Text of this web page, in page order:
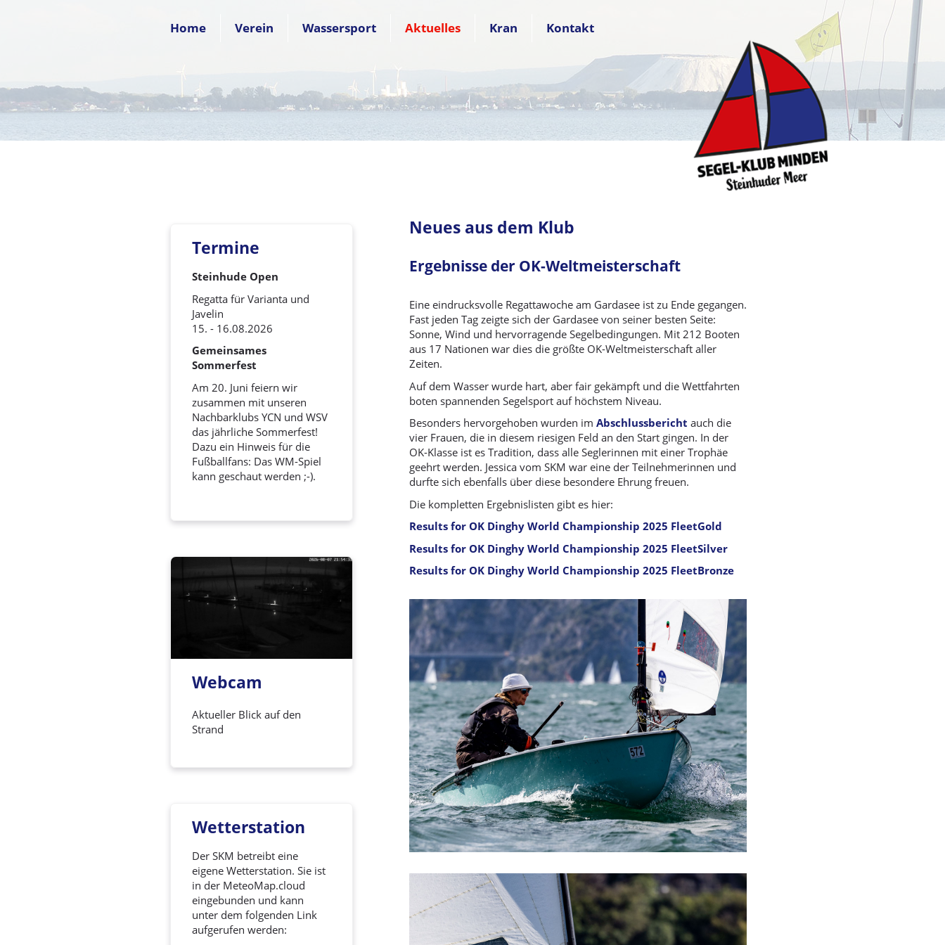
Neues aus dem Klub
Ergebnisse der OK-Weltmeisterschaft
Eine eindrucksvolle Regattawoche am Gardasee ist zu Ende gegangen.
Fast jeden Tag zeigte sich der Gardasee von seiner besten Seite:
Sonne, Wind und hervorragende Segelbedingungen. Mit 212 Booten
aus 17 Nationen war dies die größte OK-Weltmeisterschaft aller
Zeiten.
Auf dem Wasser wurde hart, aber fair gekämpft und die Wettfahrten
boten spannenden Segelsport auf höchstem Niveau.
Besonders hervorgehoben wurden im Abschlussbericht auch die
vier Frauen, die in diesem riesigen Feld an den Start gingen. In der
OK-Klasse ist es Tradition, dass alle Seglerinnen mit einer Trophäe
geehrt werden. Jessica vom SKM war eine der Teilnehmerinnen und
durfte sich ebenfalls über diese besondere Ehrung freuen.
Die kompletten Ergebnislisten gibt es hier:
Results for OK Dinghy World Championship 2025 FleetGold
Results for OK Dinghy World Championship 2025 FleetSilver
Results for OK Dinghy World Championship 2025 FleetBronze
Termine
Steinhude Open
Regatta für Varianta und
Javelin
15. - 16.08.2026
Gemeinsames
Sommerfest
Am 20. Juni feiern wir
zusammen mit unseren
Nachbarklubs YCN und WSV
das jährliche Sommerfest!
Dazu ein Hinweis für die
Fußballfans: Das WM-Spiel
kann geschaut werden ;-).
Webcam
Aktueller Blick auf den
Strand
Wetterstation
Der SKM betreibt eine
eigene Wetterstation. Sie ist
in der MeteoMap.cloud
eingebunden und kann
unter dem folgenden Link
aufgerufen werden:
Home Verein Wassersport Aktuelles Kran Kontakt